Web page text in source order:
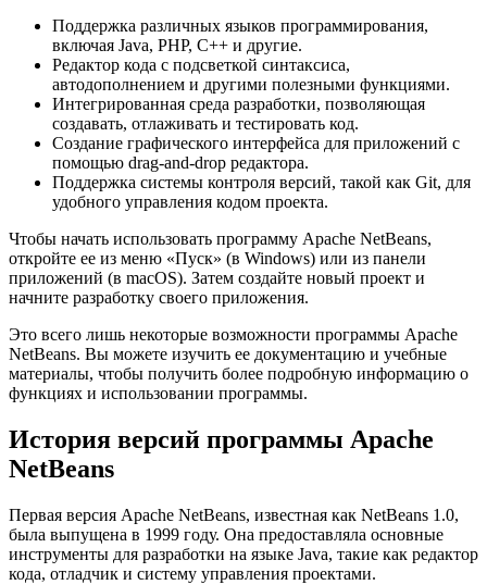
Поддержка различных языков программирования,
включая Java, PHP, C++ и другие.
Редактор кода с подсветкой синтаксиса,
автодополнением и другими полезными функциями.
Интегрированная среда разработки, позволяющая
создавать, отлаживать и тестировать код.
Создание графического интерфейса для приложений с
помощью drag-and-drop редактора.
Поддержка системы контроля версий, такой как Git, для
удобного управления кодом проекта.
Чтобы начать использовать программу Apache NetBeans,
откройте ее из меню «Пуск» (в Windows) или из панели
приложений (в macOS). Затем создайте новый проект и
начните разработку своего приложения.
Это всего лишь некоторые возможности программы Apache
NetBeans. Вы можете изучить ее документацию и учебные
материалы, чтобы получить более подробную информацию о
функциях и использовании программы.
История версий программы Apache
NetBeans
Первая версия Apache NetBeans, известная как NetBeans 1.0,
была выпущена в 1999 году. Она предоставляла основные
инструменты для разработки на языке Java, такие как редактор
кода, отладчик и систему управления проектами.